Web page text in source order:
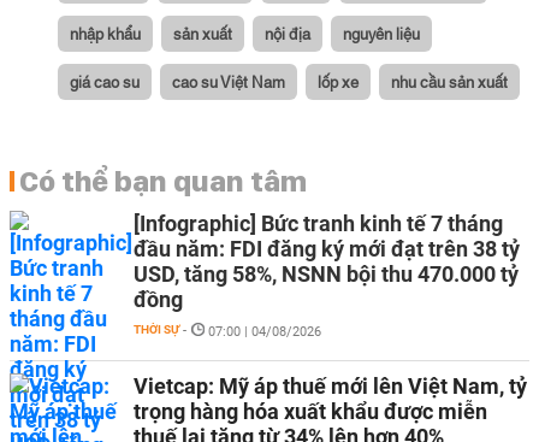
nhập khẩu sản xuất nội địa nguyên liệu
giá cao su cao su Việt Nam lốp xe nhu cầu sản xuất
Có thể bạn quan tâm
[Infographic] Bức tranh kinh tế 7 tháng
đầu năm: FDI đăng ký mới đạt trên 38 tỷ
USD, tăng 58%, NSNN bội thu 470.000 tỷ
đồng
THỜI SỰ - 07:00 | 04/08/2026
Vietcap: Mỹ áp thuế mới lên Việt Nam, tỷ
trọng hàng hóa xuất khẩu được miễn
thuế lại tăng từ 34% lên hơn 40%